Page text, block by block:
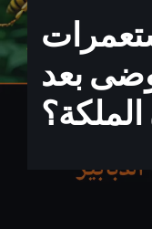
بعد